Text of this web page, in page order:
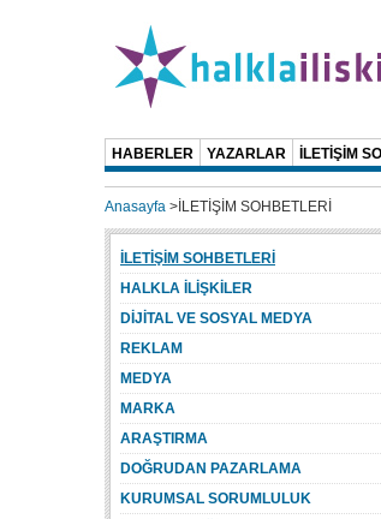
HABERLER YAZARLAR İLETİŞİM
Anasayfa > İLETİŞİM SOHBETLERİ
İLETİŞİM SOHBETLERİ
HALKLA İLİŞKİLER
DİJİTAL VE SOSYAL MEDYA
REKLAM
MEDYA
MARKA
ARAŞTIRMA
DOĞRUDAN PAZARLAMA
KURUMSAL SORUMLULUK